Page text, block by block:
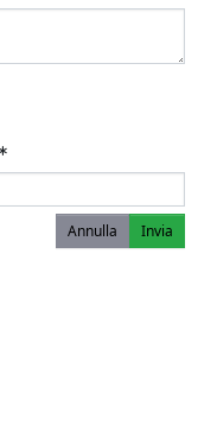
Annulla Invia